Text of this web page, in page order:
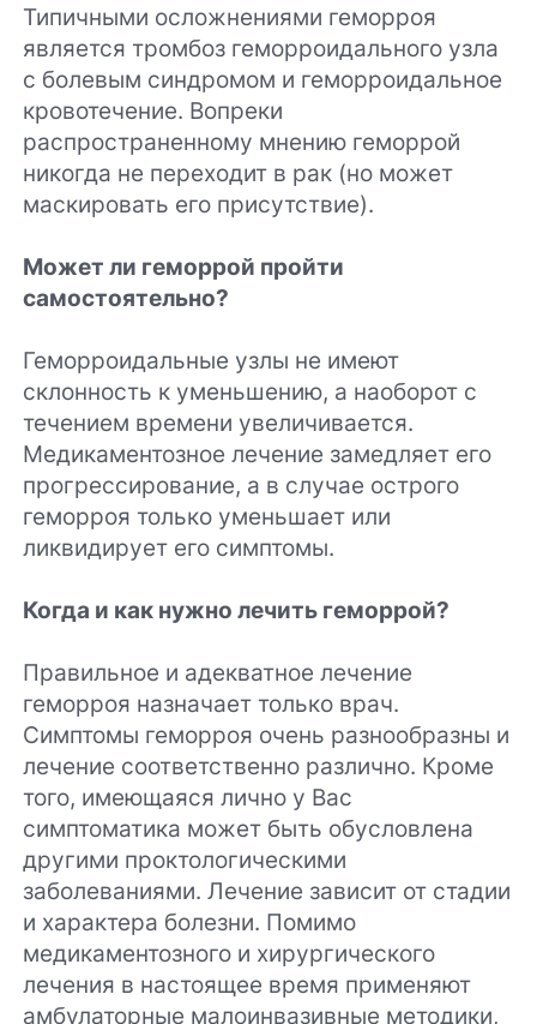
Типичными осложнениями геморроя
является тромбоз геморроидального узла
с болевым синдромом и геморроидальное
кровотечение. Вопреки
распространенному мнению геморрой
никогда не переходит в рак (но может
маскировать его присутствие).
Может ли геморрой пройти
самостоятельно?
Геморроидальные узлы не имеют
склонность к уменьшению, а наоборот с
течением времени увеличивается.
Медикаментозное лечение замедляет его
прогрессирование, а в случае острого
геморроя только уменьшает или
ликвидирует его симптомы.
Когда и как нужно лечить геморрой?
Правильное и адекватное лечение
геморроя назначает только врач.
Симптомы геморроя очень разнообразны и
лечение соответственно различно. Кроме
того, имеющаяся лично у Вас
симптоматика может быть обусловлена
другими проктологическими
заболеваниями. Лечение зависит от стадии
и характера болезни. Помимо
медикаментозного и хирургического
лечения в настоящее время применяют
амбулаторные малоинвазивные методики,